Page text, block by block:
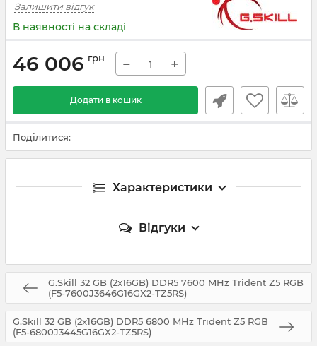
Залишити відгук
В наявності на складі
46 006 грн − +
Додати в кошик
Поділитися:
Характеристики
Відгуки
G.Skill 32 GB (2x16GB) DDR5 7600 MHz Trident Z5 RGB
(F5-7600J3646G16GX2-TZ5RS)
G.Skill 32 GB (2x16GB) DDR5 6800 MHz Trident Z5 RGB
(F5-6800J3445G16GX2-TZ5RS)